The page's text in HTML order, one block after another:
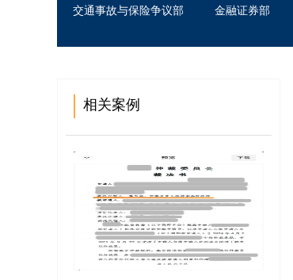
交通事故与保险争议部 金融证券部
相关案例